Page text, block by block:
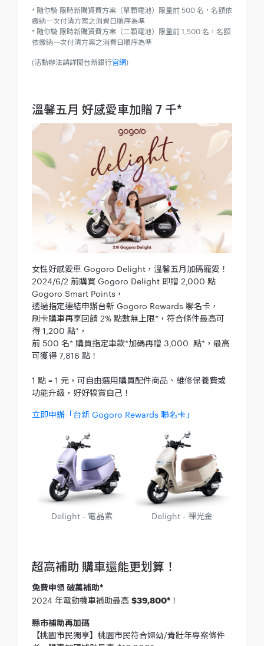
* 隨你騎 限時新購資費方案（單顆電池）限量前 500 名，名額依
繳納一次付清方案之消費日順序為準
* 隨你騎 限時新購資費方案（二顆電池）限量前 1,500 名，名額
依繳納一次付清方案之消費日順序為準
(活動辦法請詳閱台新銀行官網)
溫馨五月 好感愛車加贈 7 千*
女性好感愛車 Gogoro Delight，溫馨五月加碼寵愛！
2024/6/2 前購買 Gogoro Delight 即贈 2,000 點
Gogoro Smart Points，
透過指定連結申辦台新 Gogoro Rewards 聯名卡，
刷卡購車再享回饋 2% 點數無上限*，符合條件最高可
得 1,200 點*，
前 500 名* 購買指定車款*加碼再贈 3,000 點*，最高
可獲得 7,816 點！
1 點 = 1 元，可自由選用購買配件商品、維修保養費或
功能升級，好好犒賞自己！
立即申辦「台新 Gogoro Rewards 聯名卡」
Delight - 電晶紫 Delight - 裸光金
超高補助 購車還能更划算！
免費申領 破萬補助*
2024 年電動機車補助最高 $39,800* ！
縣市補助再加碼
【桃園市民獨享】桃園市民符合婦幼/青壯年專案條件